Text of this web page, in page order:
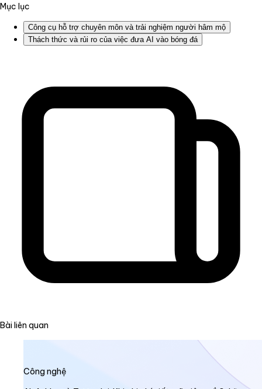
Mục lục
Công cụ hỗ trợ chuyên môn và trải nghiệm người hâm mộ
Thách thức và rủi ro của việc đưa AI vào bóng đá
Bài liên quan
Công nghệ